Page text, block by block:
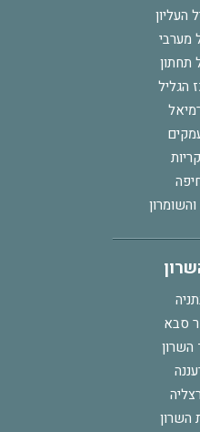
העליון
מערבי
תחתון
הגליל
סבא
השרון
השרון